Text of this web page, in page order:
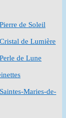
de Soleil
de Lumière
de Lune
Maries-de-